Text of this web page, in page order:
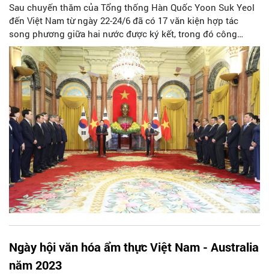
Sau chuyến thăm của Tổng thống Hàn Quốc Yoon Suk Yeol
đến Việt Nam từ ngày 22-24/6 đã có 17 văn kiện hợp tác
song phương giữa hai nước được ký kết, trong đó công
nghiệp văn hóa được xác định là lĩnh vực hợp tác trọng tâm
giữa hai quốc gia.
Ngày hội văn hóa ẩm thực Việt Nam - Australia
năm 2023